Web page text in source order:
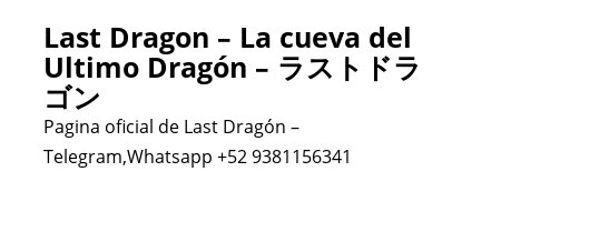
Last Dragon – La cueva del
Ultimo Dragón – ラストドラ
ゴン
Pagina oficial de Last Dragón –
Telegram,Whatsapp +52 9381156341